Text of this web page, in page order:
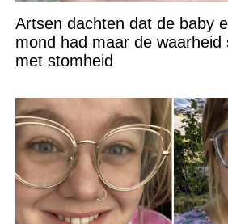
Artsen dachten dat de baby
mond had maar de waarheid
met stomheid